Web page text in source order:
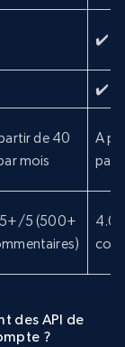
✔️
✔️
de 40
mois
A
par
5 (500+
des API de
?